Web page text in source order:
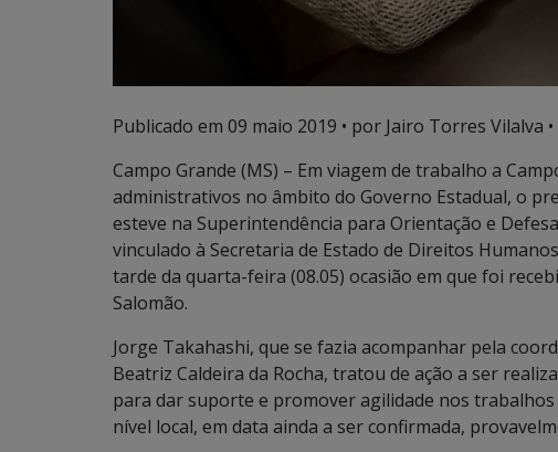
Publicado em 09 maio 2019 • por Jairo Torres Vilalva •
Campo Grande (MS) – Em viagem de trabalho a
administrativos no âmbito do Governo Estadual, o
esteve na Superintendência para Orientação e
vinculado à Secretaria de Estado de Direitos
tarde da quarta-feira (08.05) ocasião em que foi
Salomão.
Jorge Takahashi, que se fazia acompanhar pela
Beatriz Caldeira da Rocha, tratou de ação a ser
para dar suporte e promover agilidade nos
nível local, em data ainda a ser confirmada,